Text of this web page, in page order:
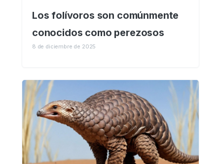
Los folívoros son comúnmente
conocidos como perezosos
8 de diciembre de 2025